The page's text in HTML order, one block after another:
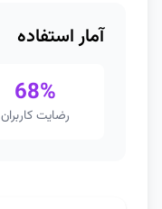
آمار استفاده
68%
رضایت کاربران